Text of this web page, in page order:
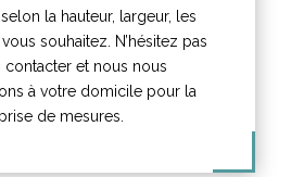
la hauteur, largeur, les
souhaitez. N’hésitez pas
contacter et nous nous
à votre domicile pour la
prise de mesures.